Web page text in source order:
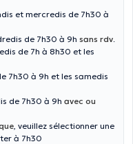
et mercredis de 7h30 à
de 7h30 à 9h sans rdv.
de 7h à 8h30 et les
7h30 à 9h et les samedis
de 7h30 à 9h avec ou
, veuillez sélectionner une
à 7h30